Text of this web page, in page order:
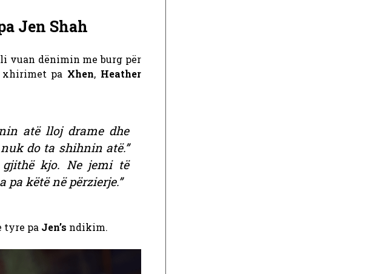
Jen Shah
vuan dënimin me burg për
xhirimet pa Xhen, Heather
atë lloj drame dhe
do ta shihnin atë.”
kjo. Ne jemi të
këtë në përzierje.”
tyre pa Jen’s ndikim.